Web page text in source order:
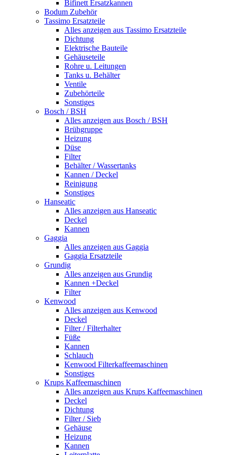
Bifinett Ersatzkannen
Bodum Zubehör
Tassimo Ersatzteile
Alles anzeigen aus Tassimo Ersatzteile
Dichtung
Elektrische Bauteile
Gehäuseteile
Rohre u. Leitungen
Tanks u. Behälter
Ventile
Zubehörteile
Sonstiges
Bosch / BSH
Alles anzeigen aus Bosch / BSH
Brühgruppe
Heizung
Düse
Filter
Behälter / Wassertanks
Kannen / Deckel
Reinigung
Sonstiges
Hanseatic
Alles anzeigen aus Hanseatic
Deckel
Kannen
Gaggia
Alles anzeigen aus Gaggia
Gaggia Ersatzteile
Grundig
Alles anzeigen aus Grundig
Kannen +Deckel
Filter
Kenwood
Alles anzeigen aus Kenwood
Deckel
Filter / Filterhalter
Füße
Kannen
Schlauch
Kenwood Filterkaffeemaschinen
Sonstiges
Krups Kaffeemaschinen
Alles anzeigen aus Krups Kaffeemaschinen
Deckel
Dichtung
Filter / Sieb
Gehäuse
Heizung
Kannen